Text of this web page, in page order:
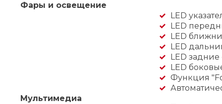
Фары и освещение
LED
LED
LED
LED
LED
LED
Функция
Мультимедиа